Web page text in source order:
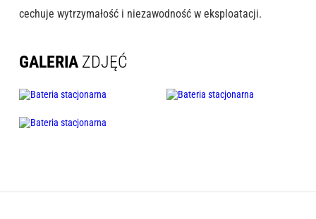
cechuje wytrzymałość i niezawodność w eksploatacji.
GALERIAZDJĘĆ